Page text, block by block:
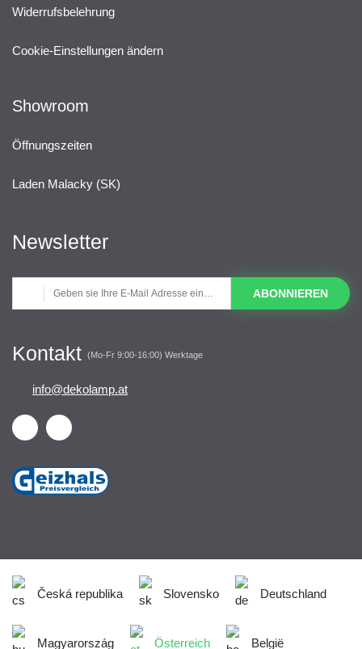
Widerrufsbelehrung
Cookie-Einstellungen ändern
Showroom
Öffnungszeiten
Laden Malacky (SK)
Newsletter
ABONNIEREN
Kontakt (Mo-Fr 9:00-16:00) Werktage
info@dekolamp.at
Česká republika Slovensko Deutschland
Magyarország Österreich België